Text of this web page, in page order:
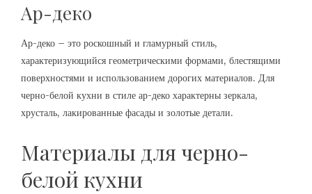
Ар-деко
Ар-деко – это роскошный и гламурный стиль,
характеризующийся геометрическими формами, блестящими
поверхностями и использованием дорогих материалов. Для
черно-белой кухни в стиле ар-деко характерны зеркала,
хрусталь, лакированные фасады и золотые детали.
Материалы для черно-
белой кухни